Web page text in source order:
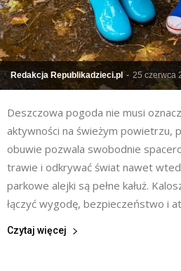
Redakcja Republikadzieci.pl - 25 czerwca
Deszczowa pogoda nie musi
aktywności na świeżym powietrzu,
obuwie pozwala swobodnie
trawie i odkrywać świat nawet
parkowe alejki są pełne kałuż.
łączyć wygodę, bezpieczeństwo i
Czytaj więcej